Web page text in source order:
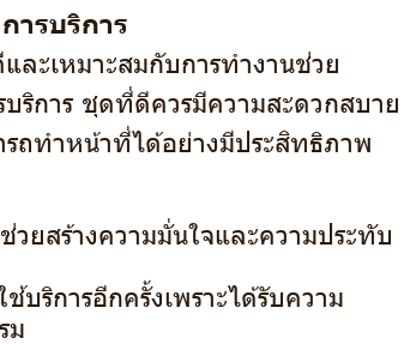
ารบริการ
ะเหมาะสมกับการทำงานช่วย
ริการ ชุดที่ดีควรมีความสะดวกสบาย
ถทำหน้าที่ได้อย่างมีประสิทธิภาพ
ยสร้างความมั่นใจและความประทับ
ริการอีกครั้งเพราะได้รับความ
ม